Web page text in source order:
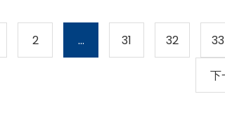
2 ... 31 32 33
下